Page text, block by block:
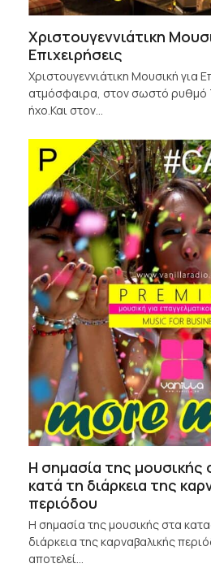
Χριστουγεννιάτικη
Επιχειρήσεις
Χριστουγεννιάτικη Μουσική για
ατμόσφαιρα, στον σωστό ρυθμό
ήχο.Και στον…
Η σημασία της
κατά τη διάρκεια της
περιόδου
Η σημασία της μουσικής στα
διάρκεια της καρναβαλικής
αποτελεί…